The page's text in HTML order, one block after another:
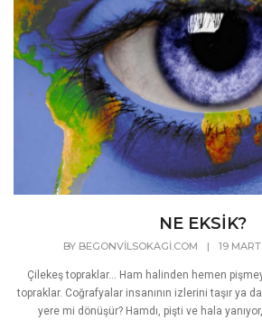
NE EKSİK?
BY BEGONVILSOKAGI.COM | 19
Çilekeş topraklar... Ham halinden hemen
topraklar. Coğrafyalar insanının izlerini taşır ya
yere mi dönüşür? Hamdı, pişti ve hala